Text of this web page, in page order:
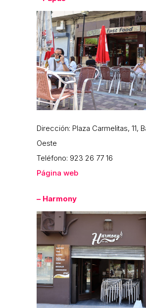
Dirección: Plaza Carmelitas, 11,
Oeste
Teléfono: 923 26 77 16
Página web
– Harmony